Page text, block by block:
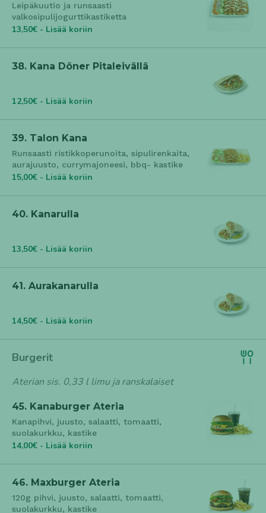
Leipäkuutio ja runsaasti
valkosipulijogurttikastiketta
13,50€ - Lisää koriin
38. Kana Döner Pitaleivällä
12,50€ - Lisää koriin
39. Talon Kana
Runsaasti ristikkoperunoita, sipulirenkaita,
aurajuusto, currymajoneesi, bbq- kastike
15,00€ - Lisää koriin
40. Kanarulla
13,50€ - Lisää koriin
41. Aurakanarulla
14,50€ - Lisää koriin
Burgerit
Aterian sis. 0,33 l limu ja ranskalaiset
45. Kanaburger Ateria
Kanapihvi, juusto, salaatti, tomaatti,
suolakurkku, kastike
14,00€ - Lisää koriin
46. Maxburger Ateria
120g pihvi, juusto, salaatti, tomaatti,
suolakurkku, kastike